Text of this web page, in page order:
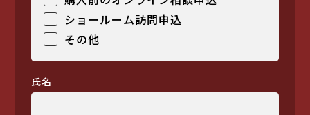
ショールーム訪問申込
その他
氏名